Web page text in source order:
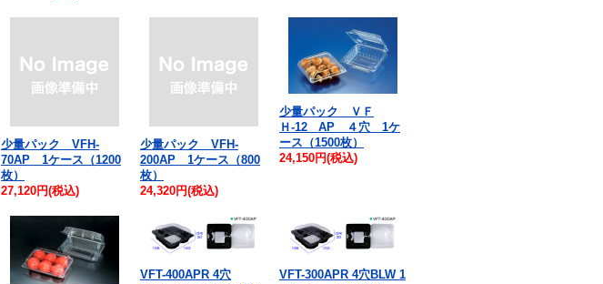
少量パック VFH-
70AP 1ケース（1200
枚）
27,120円(税込)
少量パック VFH-
200AP 1ケース（800
枚）
24,320円(税込)
少量パック ＶＦ
Ｈ-12 AP ４穴 1ケ
ース（1500枚）
24,150円(税込)
VFT-400APR 4穴
VFT-300APR 4穴BLW 1